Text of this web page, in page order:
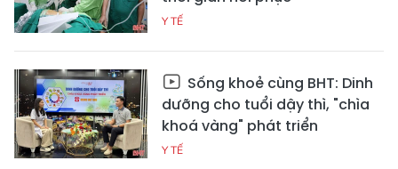
Y TẾ
Sống khoẻ cùng BHT: Dinh
dưỡng cho tuổi dậy thì, "chìa
khoá vàng" phát triển
Y TẾ